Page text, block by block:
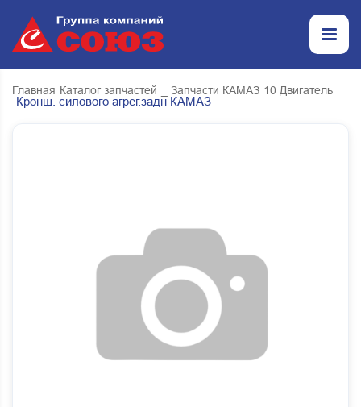
Главная Каталог запчастей _ Запчасти КАМАЗ 10 Двигатель
Кронш. силового агрег.задн КАМАЗ